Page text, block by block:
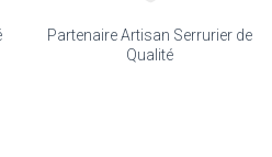
Partenaire Artisan Serrurier de
Qualité